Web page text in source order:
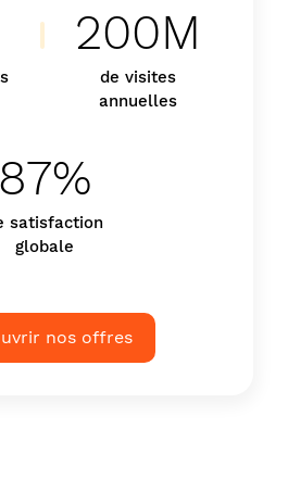
200M
de visites
annuelles
87%
satisfaction
globale
nos offres